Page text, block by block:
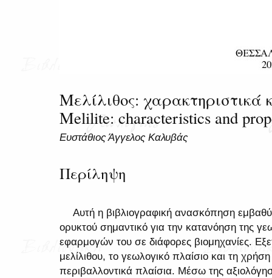
Μελίλιθος: χαρακτηριστικά
Melilite: characteristics and
Ευστάθιος Άγγελος Καλυβάς
Περίληψη
Αυτή η βιβλιογραφική ανασκόπηση
ορυκτού σημαντικό για την κατανόηση της
εφαρμογών του σε διάφορες βιομηχανίες.
μελίλιθου, το γεωλογικό πλαίσιο και τη
περιβαλλοντικά πλαίσια. Μέσω της